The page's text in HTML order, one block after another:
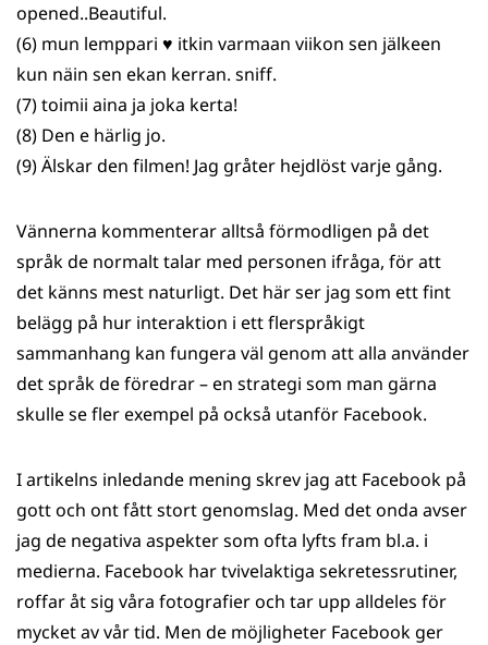
opened..Beautiful.
(6) mun lemppari ♥ itkin varmaan viikon sen jälkeen
kun näin sen ekan kerran. sniff.
(7) toimii aina ja joka kerta!
(8) Den e härlig jo.
(9) Älskar den filmen! Jag gråter hejdlöst varje gång.
Vännerna kommenterar alltså förmodligen på det
språk de normalt talar med personen ifråga, för att
det känns mest naturligt. Det här ser jag som ett fint
belägg på hur interaktion i ett flerspråkigt
sammanhang kan fungera väl genom att alla använder
det språk de föredrar – en strategi som man gärna
skulle se fler exempel på också utanför Facebook.
I artikelns inledande mening skrev jag att Facebook på
gott och ont fått stort genomslag. Med det onda avser
jag de negativa aspekter som ofta lyfts fram bl.a. i
medierna. Facebook har tvivelaktiga sekretessrutiner,
roffar åt sig våra fotografier och tar upp alldeles för
mycket av vår tid. Men de möjligheter Facebook ger